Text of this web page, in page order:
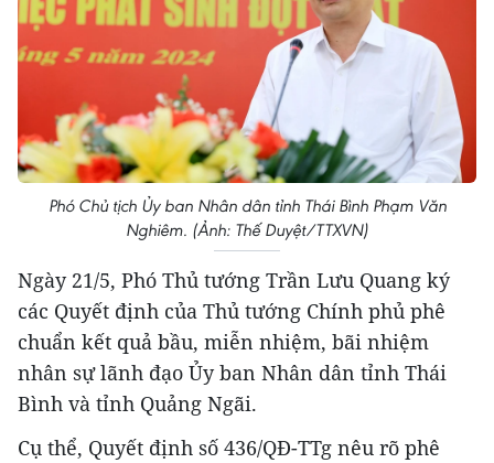
Phó Chủ tịch Ủy ban Nhân dân tỉnh Thái Bình Phạm Văn
Nghiêm. (Ảnh: Thế Duyệt/TTXVN)
Ngày 21/5, Phó Thủ tướng Trần Lưu Quang ký
các Quyết định của Thủ tướng Chính phủ phê
chuẩn kết quả bầu, miễn nhiệm, bãi nhiệm
nhân sự lãnh đạo Ủy ban Nhân dân tỉnh Thái
Bình và tỉnh Quảng Ngãi.
Cụ thể, Quyết định số 436/QĐ-TTg nêu rõ phê